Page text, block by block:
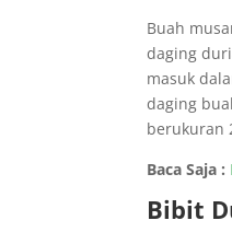
Buah
daging
masuk
daging
berukuran
Baca Saja :
Bibit